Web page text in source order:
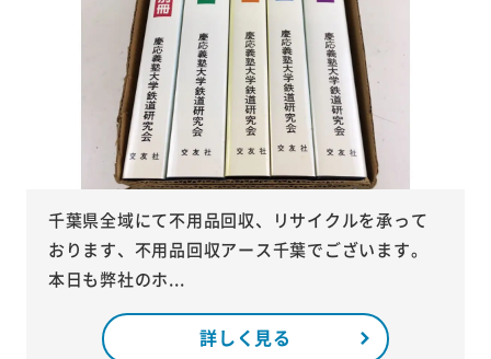
千葉県全域にて不用品回収、リサイクルを承って
おります、不用品回収アース千葉でございます。
本日も弊社のホ...
詳しく見る